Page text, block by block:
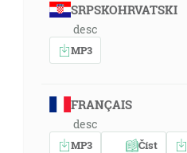
SRPSKOHRVATSKI
desc
MP3
FRANÇAIS
desc
MP3 Číst